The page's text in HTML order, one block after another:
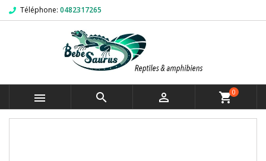
Téléphone: 0482317265
   shopping_cart0